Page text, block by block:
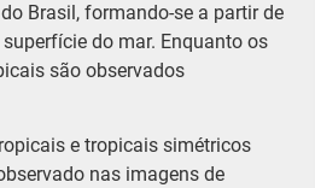
Brasil, formando-se a partir de
do mar. Enquanto os
são observados
e tropicais simétricos
nas imagens de